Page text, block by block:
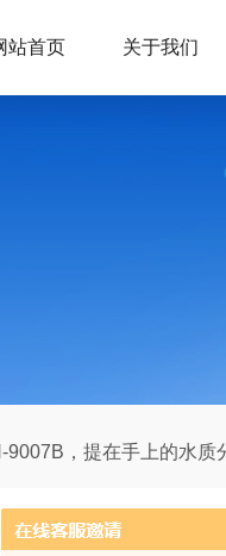
站首页 关于我们
9007B，提在手上的水质